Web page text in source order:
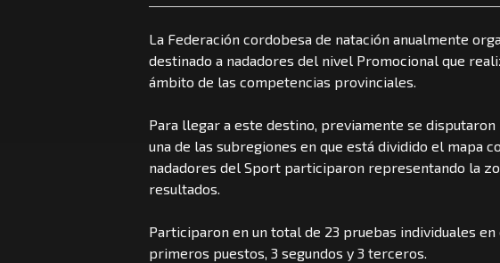
La Federación cordobesa de natación anualmente
destinado a nadadores del nivel Promocional que
ámbito de las competencias provinciales.
Para llegar a este destino, previamente se
una de las subregiones en que está dividido el mapa
nadadores del Sport participaron representando la
resultados.
Participaron en un total de 23 pruebas individuales en
primeros puestos, 3 segundos y 3 terceros.